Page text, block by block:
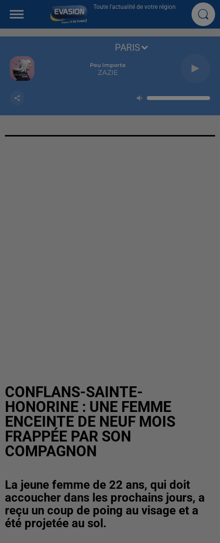
Toute l'actualité de votre région
Peu Importe
ZAZIE
PARIS
CONFLANS-SAINTE-
HONORINE : UNE FEMME
ENCEINTE DE NEUF MOIS
FRAPPÉE PAR SON
COMPAGNON
La jeune femme de 22 ans, qui doit
accoucher dans les prochains jours, a
reçu un coup de poing au visage et a
été projetée au sol.